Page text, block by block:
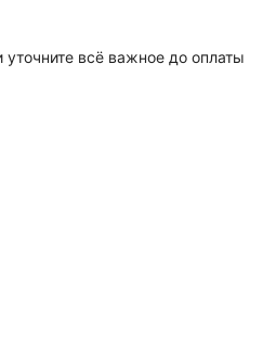
уточните всё важное до оплаты